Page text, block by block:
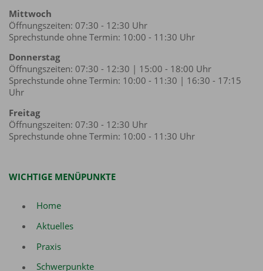
Mittwoch
Öffnungszeiten: 07:30 - 12:30 Uhr
Sprechstunde ohne Termin: 10:00 - 11:30 Uhr
Donnerstag
Öffnungszeiten: 07:30 - 12:30 | 15:00 - 18:00 Uhr
Sprechstunde ohne Termin: 10:00 - 11:30 | 16:30 - 17:15
Uhr
Freitag
Öffnungszeiten: 07:30 - 12:30 Uhr
Sprechstunde ohne Termin: 10:00 - 11:30 Uhr
WICHTIGE MENÜPUNKTE
Home
Aktuelles
Praxis
Schwerpunkte